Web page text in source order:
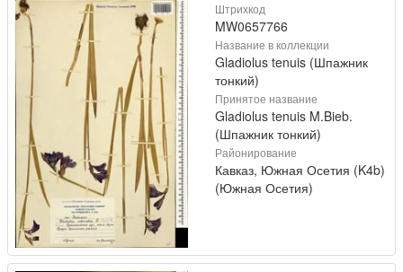
Штрихкод
MW0657766
Название в коллекции
Gladiolus tenuis (Шпажник
тонкий)
Принятое название
Gladiolus tenuis M.Bieb.
(Шпажник тонкий)
Районирование
Кавказ, Южная Осетия (K4b)
(Южная Осетия)